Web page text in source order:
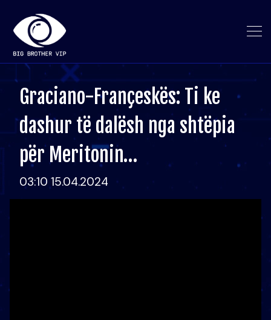
Graciano-Françeskës: Ti ke
dashur të dalësh nga shtëpia
për Meritonin…
03:10 15.04.2024